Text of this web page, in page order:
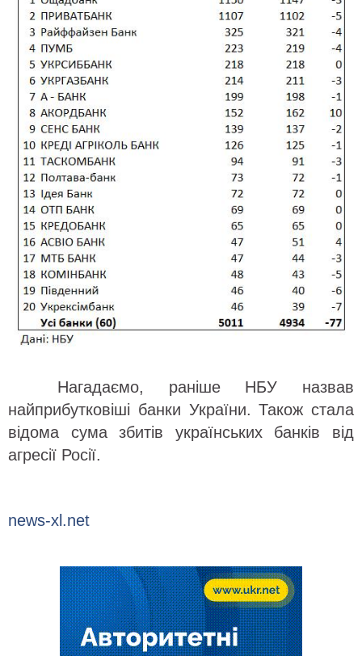
Нагадаємо, раніше НБУ назвав
найприбутковіші банки України. Також стала
відома сума збитів українських банків від
агресії Росії.
news-xl.net